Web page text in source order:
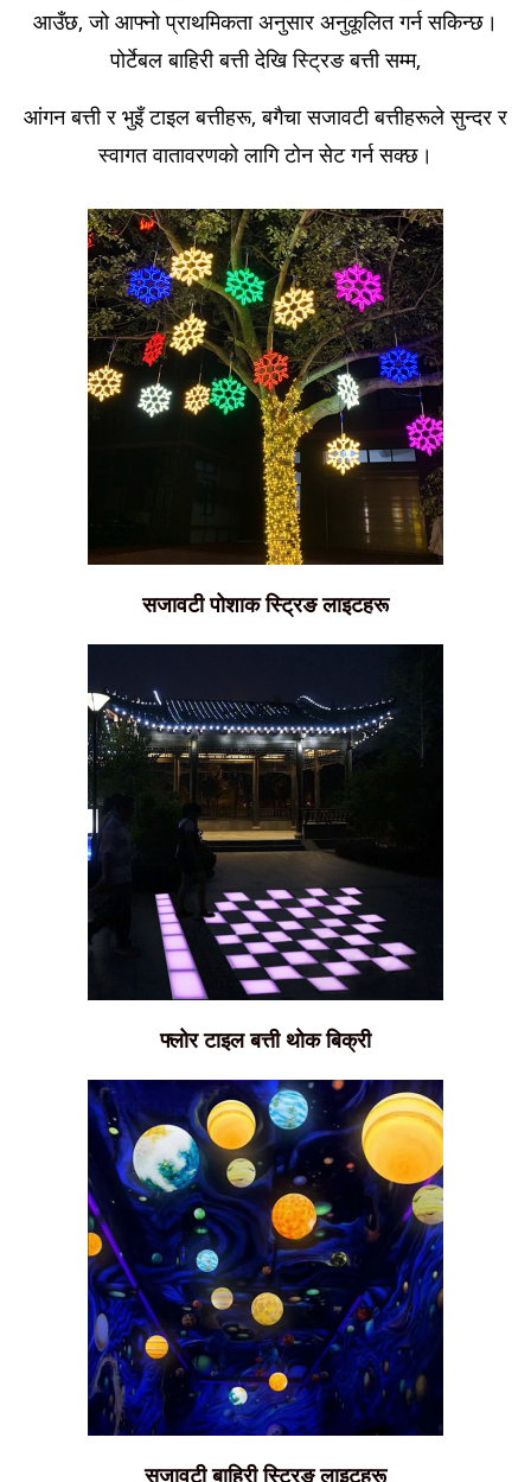
आउँछ, जो आफ्नो प्राथमिकता अनुसार अनुकूलित गर्न सकिन्छ।
पोर्टेबल बाहिरी बत्ती देखि स्ट्रिङ बत्ती सम्म,
आंगन बत्ती र भुइँ टाइल बत्तीहरू, बगैचा सजावटी बत्तीहरूले सुन्दर र
स्वागत वातावरणको लागि टोन सेट गर्न सक्छ।
सजावटी पोशाक स्ट्रिङ लाइटहरू
फ्लोर टाइल बत्ती थोक बिक्री
सजावटी बाहिरी स्ट्रिङ लाइटहरू